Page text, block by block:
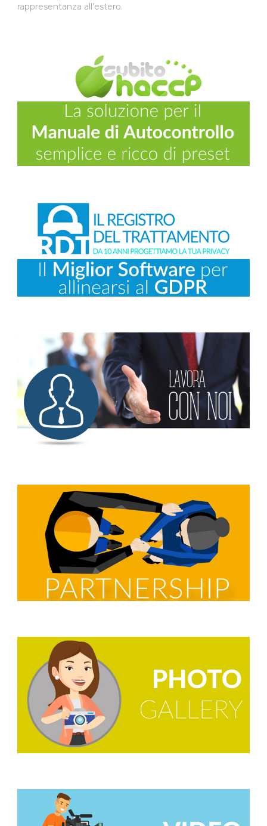
rappresentanza all’estero.